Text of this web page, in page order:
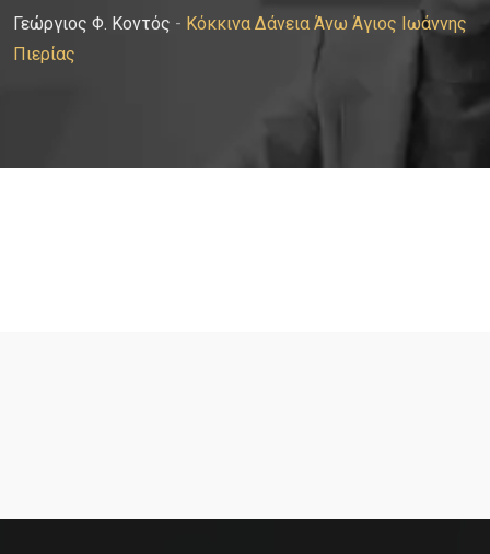
Γεώργιος Φ. Κοντός - Κόκκινα Δάνεια Άνω Άγιος Ιωάννης
Πιερίας